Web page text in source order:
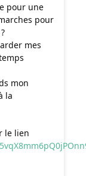
pour une
pour
mes
mon
la
le lien